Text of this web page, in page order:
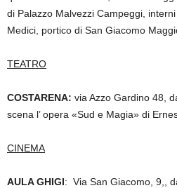
di Palazzo Malvezzi Campeggi,
Medici, portico di San Giacomo
TEATRO
COSTARENA: via Azzo Gardino 48,
scena l’ opera «Sud e Magia» di
CINEMA
AULA GHIGI: Via San Giacomo, 9,
,